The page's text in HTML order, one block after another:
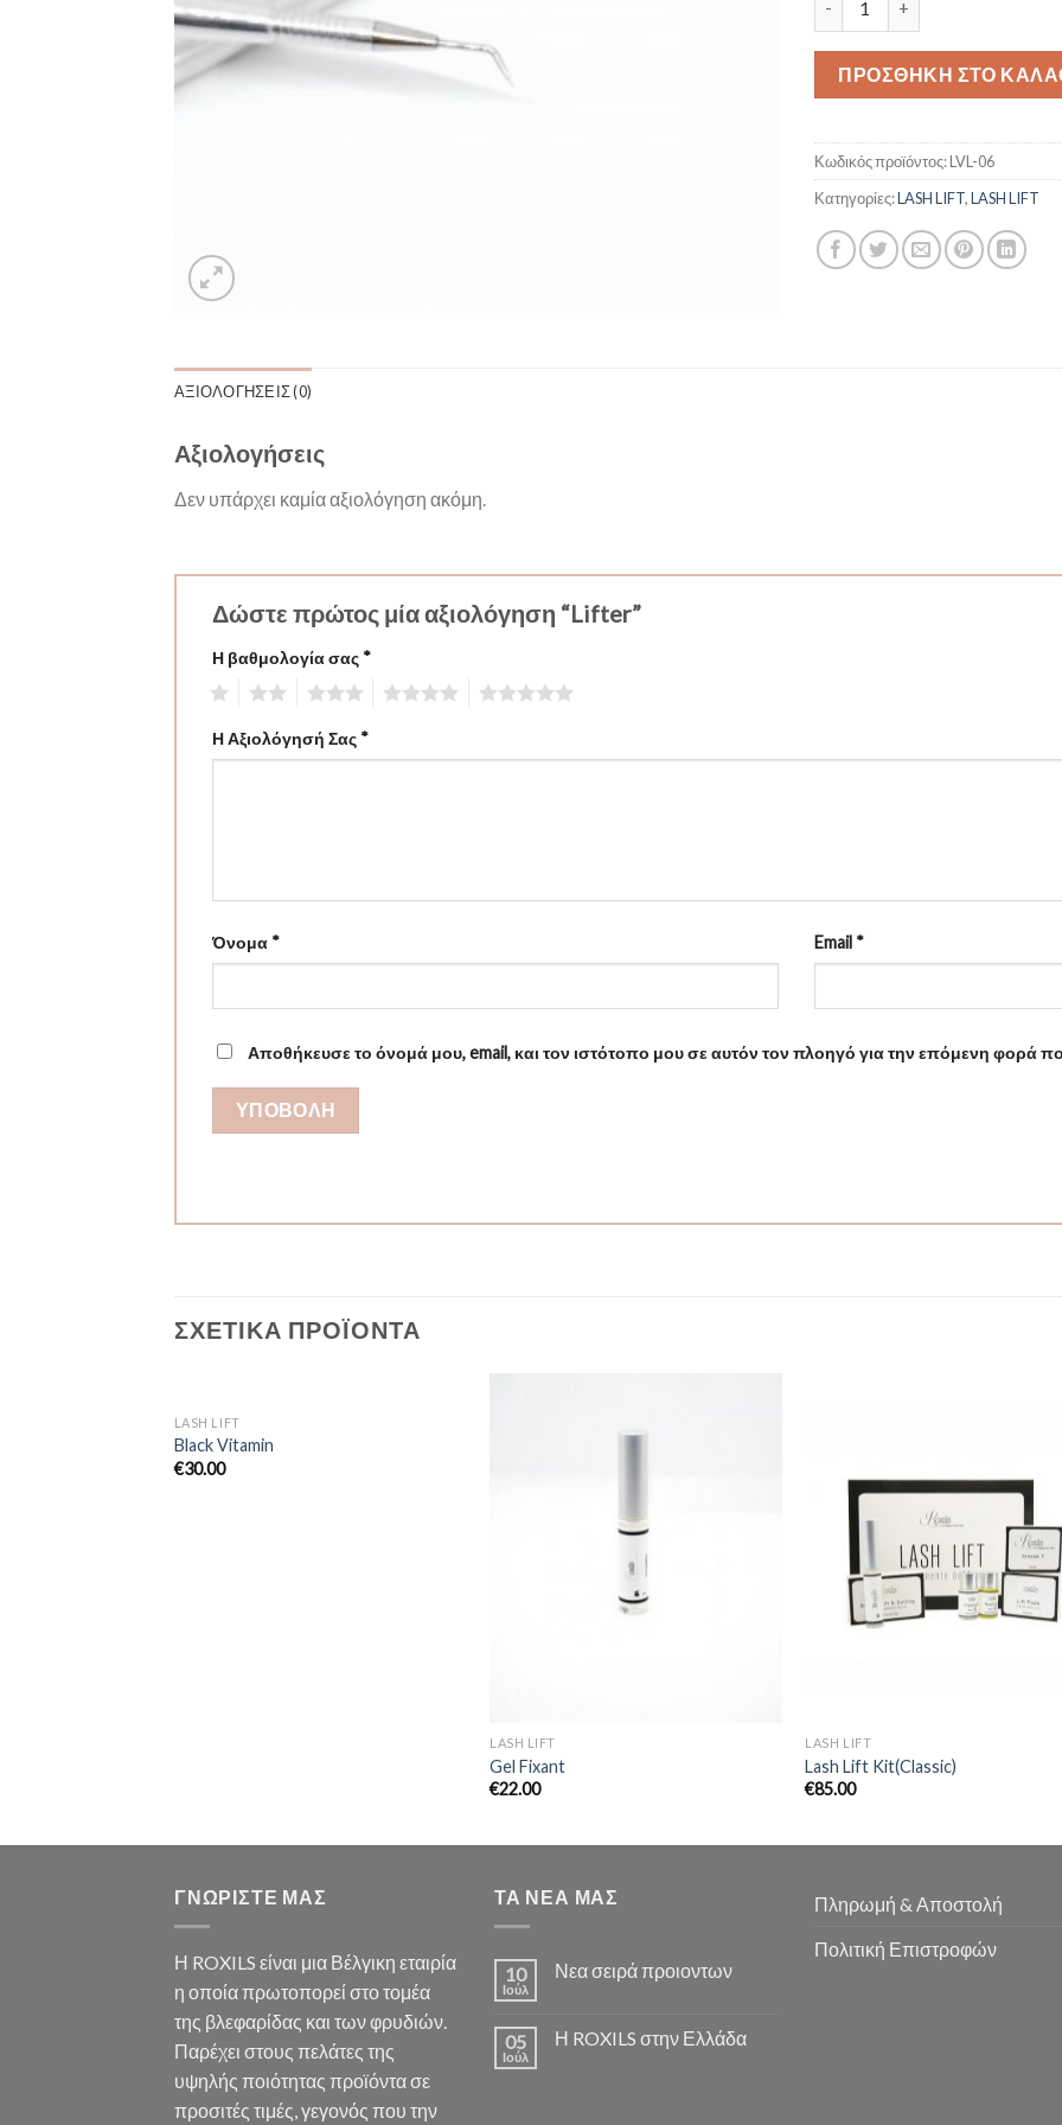
ΠΡΟΣΘΉΚΗ ΣΤΟ
Κωδικός προϊόντος:LVL-06
Κατηγορίες:LASH LIFT,LASH LIFT
ΑΞΙΟΛΟΓΉΣΕΙΣ (0)
Αξιολογήσεις
Δεν υπάρχει καμία αξιολόγηση ακόμη.
Δώστε πρώτος μία αξιολόγηση “Lifter”
Η βαθμολογία σας *
Η Αξιολόγησή Σας *
Όνομα * Email *
Αποθήκευσε το όνομά μου, email, και τον ιστότοπο μου σε αυτόν τον πλοηγό για την επόμενη φορά
ΣΧΕΤΙΚΆ ΠΡΟΪΌΝΤΑ
LASH LIFT
Black Vitamin
€30.00
LASH LIFT
Gel Fixant
€22.00
LASH LIFT
Lash Lift Kit(Classic)
€85.00
ΓΝΩΡΙΣΤΕ ΜΑΣ
Η ROXILS είναι μια Βέλγικη εταιρία
η οποία πρωτοπορεί στο τομέα
της βλεφαρίδας και των φρυδιών.
Παρέχει στους πελάτες της
υψηλής ποιότητας προϊόντα σε
προσιτές τιμές, γεγονός που την
ΤΑ ΝΕΑ ΜΑΣ
10
Ιούλ
Νεα σειρά προιοντων
05
Ιούλ
Η ROXILS στην Ελλάδα
Πληρωμή & Αποστολή
Πολιτική Επιστροφών